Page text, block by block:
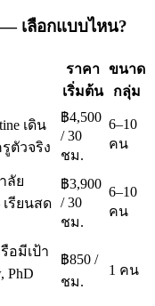
— เลือกแบบไหน?
ราคา
เริ่มต้น
ขนาด
กลุ่ม
เดิน
ตัวจริง
฿4,500
/ 30
ชม.
6–10
คน
ลัย
รียนสด
฿3,900
/ 30
ชม.
6–10
คน
อมีเป้า
PhD
฿850 /
ชม.
1 คน